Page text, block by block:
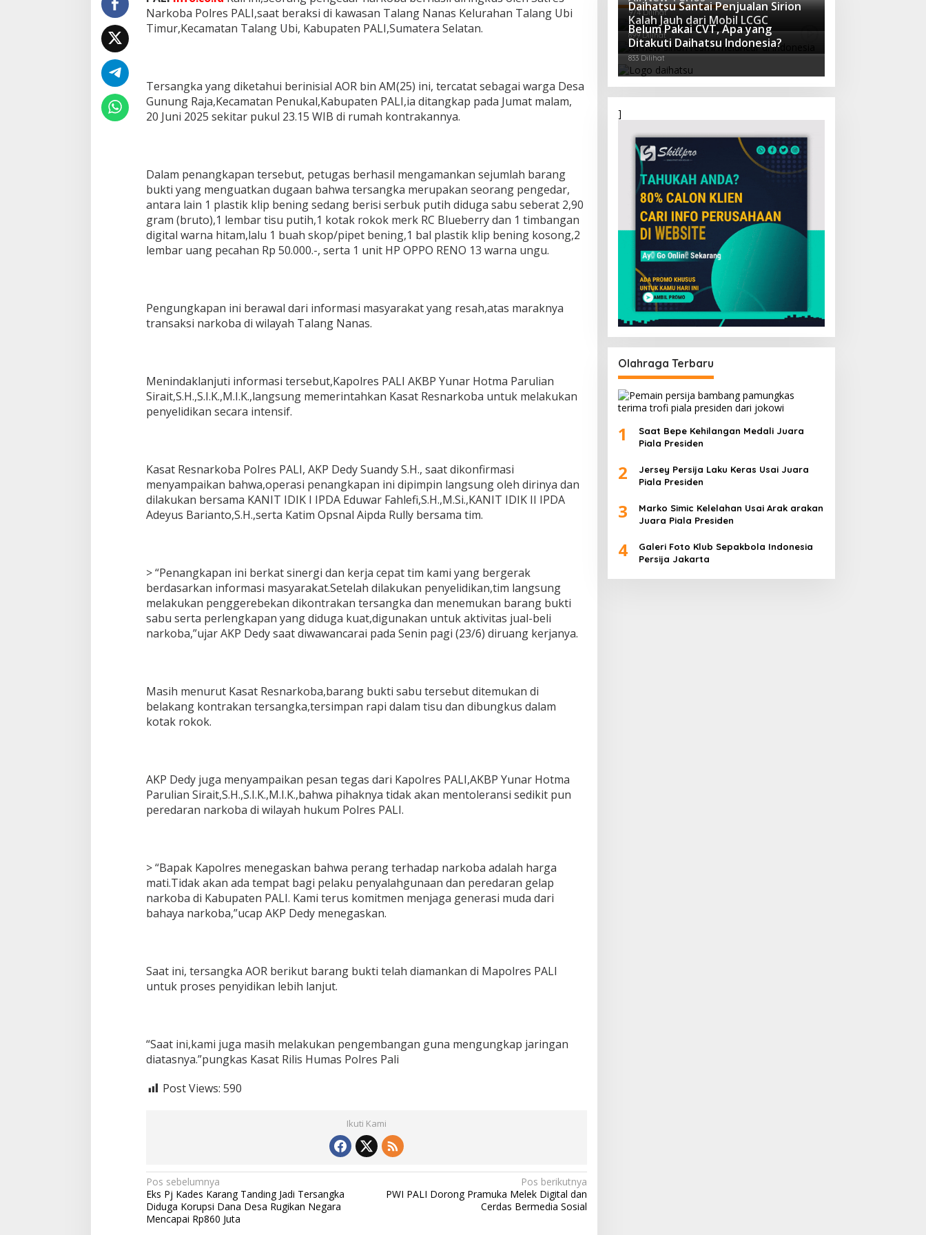
I
A
Narkoba Polres PALI,saat beraksi di kawasan Talang Nanas Kelurahan Talang Ubi
Timur,Kecamatan Talang Ubi, Kabupaten PALI,Sumatera Selatan.
Tersangka yang diketahui berinisial AOR bin AM(25) ini, tercatat sebagai warga Desa
Gunung Raja,Kecamatan Penukal,Kabupaten PALI,ia ditangkap pada Jumat malam,
20 Juni 2025 sekitar pukul 23.15 WIB di rumah kontrakannya.
Dalam penangkapan tersebut, petugas berhasil mengamankan sejumlah barang
bukti yang menguatkan dugaan bahwa tersangka merupakan seorang pengedar,
antara lain 1 plastik klip bening sedang berisi serbuk putih diduga sabu seberat 2,90
gram (bruto),1 lembar tisu putih,1 kotak rokok merk RC Blueberry dan 1 timbangan
digital warna hitam,lalu 1 buah skop/pipet bening,1 bal plastik klip bening kosong,2
lembar uang pecahan Rp 50.000.-, serta 1 unit HP OPPO RENO 13 warna ungu.
Pengungkapan ini berawal dari informasi masyarakat yang resah,atas maraknya
transaksi narkoba di wilayah Talang Nanas.
Menindaklanjuti informasi tersebut,Kapolres PALI AKBP Yunar Hotma Parulian
Sirait,S.H.,S.I.K.,M.I.K.,langsung memerintahkan Kasat Resnarkoba untuk melakukan
penyelidikan secara intensif.
Kasat Resnarkoba Polres PALI, AKP Dedy Suandy S.H., saat dikonfirmasi
menyampaikan bahwa,operasi penangkapan ini dipimpin langsung oleh dirinya dan
dilakukan bersama KANIT IDIK I IPDA Eduwar Fahlefi,S.H.,M.Si.,KANIT IDIK II IPDA
Adeyus Barianto,S.H.,serta Katim Opsnal Aipda Rully bersama tim.
> “Penangkapan ini berkat sinergi dan kerja cepat tim kami yang bergerak
berdasarkan informasi masyarakat.Setelah dilakukan penyelidikan,tim langsung
melakukan penggerebekan dikontrakan tersangka dan menemukan barang bukti
sabu serta perlengkapan yang diduga kuat,digunakan untuk aktivitas jual-beli
narkoba,”ujar AKP Dedy saat diwawancarai pada Senin pagi (23/6) diruang kerjanya.
Masih menurut Kasat Resnarkoba,barang bukti sabu tersebut ditemukan di
belakang kontrakan tersangka,tersimpan rapi dalam tisu dan dibungkus dalam
kotak rokok.
AKP Dedy juga menyampaikan pesan tegas dari Kapolres PALI,AKBP Yunar Hotma
Parulian Sirait,S.H.,S.I.K.,M.I.K.,bahwa pihaknya tidak akan mentoleransi sedikit pun
peredaran narkoba di wilayah hukum Polres PALI.
> “Bapak Kapolres menegaskan bahwa perang terhadap narkoba adalah harga
mati.Tidak akan ada tempat bagi pelaku penyalahgunaan dan peredaran gelap
narkoba di Kabupaten PALI. Kami terus komitmen menjaga generasi muda dari
bahaya narkoba,”ucap AKP Dedy menegaskan.
Saat ini, tersangka AOR berikut barang bukti telah diamankan di Mapolres PALI
untuk proses penyidikan lebih lanjut.
“Saat ini,kami juga masih melakukan pengembangan guna mengungkap jaringan
diatasnya.”pungkas Kasat Rilis Humas Polres Pali
Post Views: 590
Ikuti Kami
N
a
v
Pos sebelumnya
Eks Pj Kades Karang Tanding Jadi Tersangka
Diduga Korupsi Dana Desa Rugikan Negara
Mencapai Rp860 Juta
Pos berikutnya
PWI PALI Dorong Pramuka Melek Digital dan
Cerdas Bermedia Sosial
Olahraga Terbaru
1
Saat Bepe Kehilangan Medali Juara
Piala Presiden
2
Jersey Persija Laku Keras Usai Juara
3
Marko Simic Kelelahan Usai Arak arakan
Juara Piala Presiden
Persija Jakarta